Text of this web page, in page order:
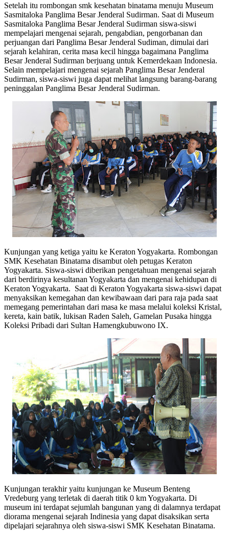
Setelah itu rombongan smk kesehatan binatama menuju Museum
Sasmitaloka Panglima Besar Jenderal Sudirman. Saat di Museum
Sasmitaloka Panglima Besar Jenderal Sudirman siswa-siswi
mempelajari mengenai sejarah, pengabdian, pengorbanan dan
perjuangan dari Panglima Besar Jenderal Sudiman, dimulai dari
sejarah kelahiran, cerita masa kecil hingga bagaimana Panglima
Besar Jenderal Sudirman berjuang untuk Kemerdekaan Indonesia.
Selain mempelajari mengenai sejarah Panglima Besar Jenderal
Sudirman, siswa-siswi juga dapat melihat langsung barang-barang
peninggalan Panglima Besar Jenderal Sudirman.
Kunjungan yang ketiga yaitu ke Keraton Yogyakarta. Rombongan
SMK Kesehatan Binatama disambut oleh petugas Keraton
Yogyakarta. Siswa-siswi diberikan pengetahuan mengenai sejarah
dari berdirinya kesultanan Yogyakarta dan mengenai kehidupan di
Keraton Yogyakarta. Saat di Keraton Yogyakarta siswa-siswi dapat
menyaksikan kemegahan dan kewibawaan dari para raja pada saat
memegang pemerintahan dari masa ke masa melalui koleksi Kristal,
kereta, kain batik, lukisan Raden Saleh, Gamelan Pusaka hingga
Koleksi Pribadi dari Sultan Hamengkubuwono IX.
Kunjungan terakhir yaitu kunjungan ke Museum Benteng
Vredeburg yang terletak di daerah titik 0 km Yogyakarta. Di
museum ini terdapat sejumlah bangunan yang di dalamnya terdapat
diorama mengenai sejarah Indinesia yang dapat disaksikan serta
dipelajari sejarahnya oleh siswa-siswi SMK Kesehatan Binatama.